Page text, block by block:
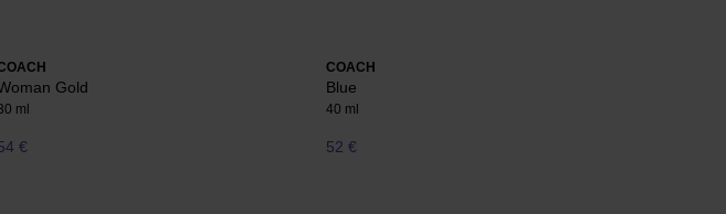
Gold
ml
€
COACH
Blue
40 ml
52 €